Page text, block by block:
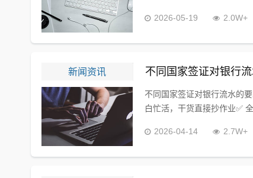
2026-05-19 2.0W+
新闻资讯 不同国家签证对银行
不同国家签证对银行流水的
白忙活，干货直接抄作业✅
2026-04-14 2.7W+